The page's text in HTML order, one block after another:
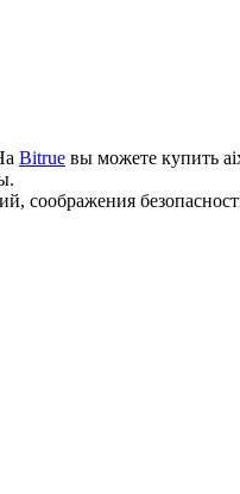
Bitrue вы можете купить
соображения